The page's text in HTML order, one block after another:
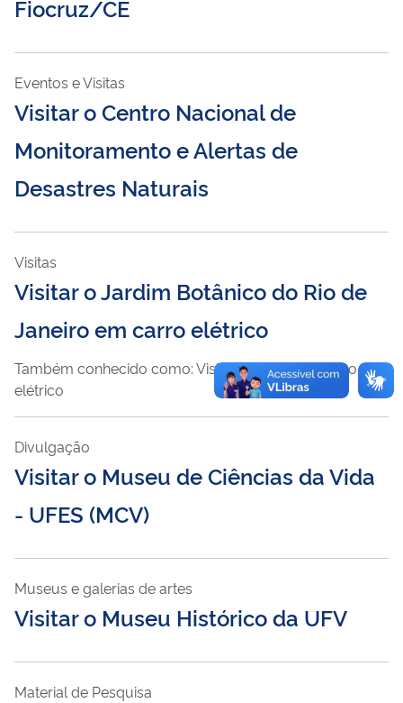
Fiocruz/CE
Eventos e Visitas
Visitar o Centro Nacional de
Monitoramento e Alertas de
Desastres Naturais
Visitas
Visitar o Jardim Botânico do Rio de
Janeiro em carro elétrico
Também conhecido como: Visitas guiadas no Carro
elétrico
Divulgação
Visitar o Museu de Ciências da Vida
- UFES (MCV)
Museus e galerias de artes
Visitar o Museu Histórico da UFV
Material de Pesquisa